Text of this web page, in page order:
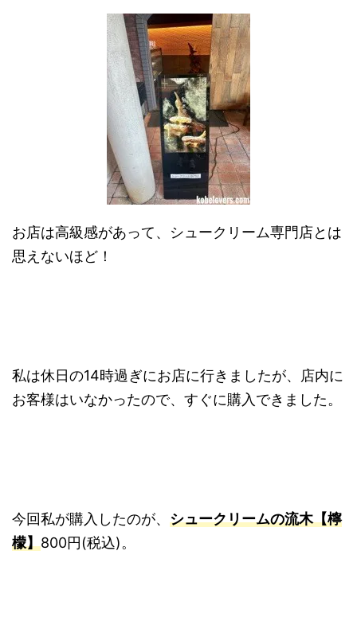
お店は高級感があって、シュークリーム専門店とは
思えないほど！
私は休日の14時過ぎにお店に行きましたが、店内に
お客様はいなかったので、すぐに購入できました。
今回私が購入したのが、 シュークリームの流木【檸
檬】800円(税込)。